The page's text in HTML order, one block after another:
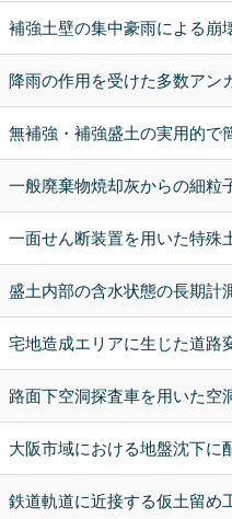
補強土壁の集中豪雨による崩
降雨の作用を受けた多数アン
無補強・補強盛土の実用的で
一般廃棄物焼却灰からの細粒
一面せん断装置を用いた特殊
盛土内部の含水状態の長期計
宅地造成エリアに生じた道路
路面下空洞探査車を用いた空
大阪市域における地盤沈下に
鉄道軌道に近接する仮土留め